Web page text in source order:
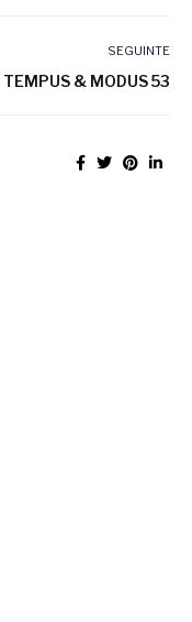
SEGUINTE
TEMPUS & MODUS 53